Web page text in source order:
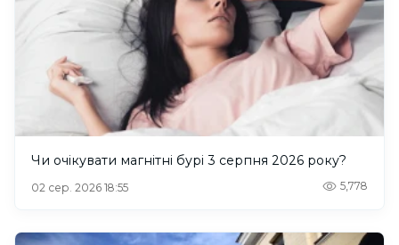
Чи очікувати магнітні бурі 3 серпня 2026 року?
02 сер. 2026 18:55 5,778